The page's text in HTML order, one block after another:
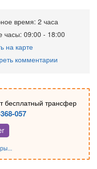
время: 2 часа
часы: 09:00 - 18:00
на карте
комментарии
бесплатный трансфер
057